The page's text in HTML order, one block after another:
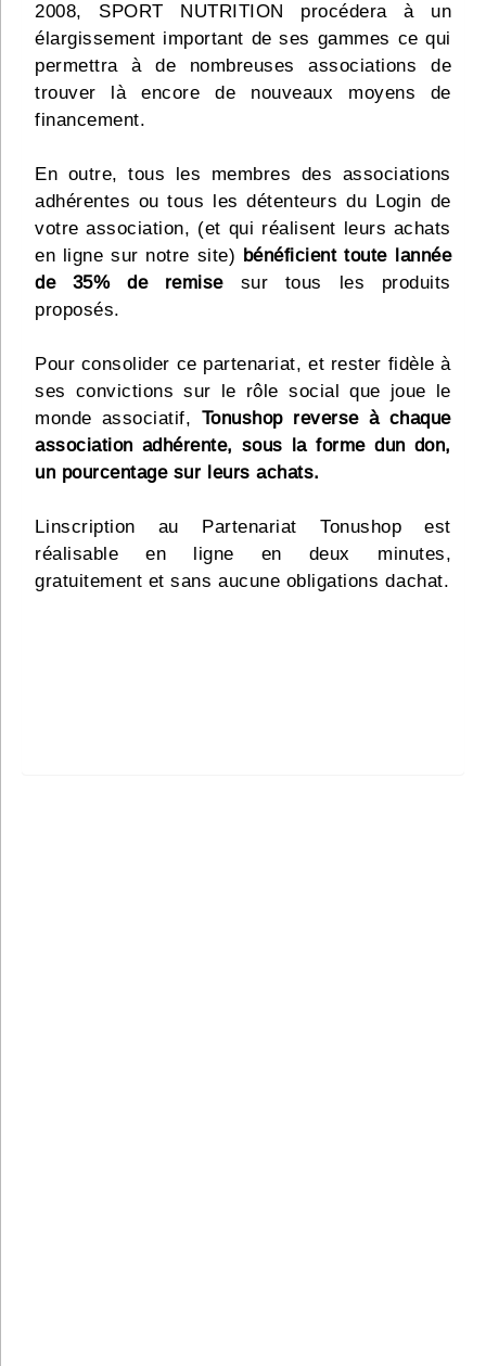
2008, SPORT NUTRITION procédera à un
élargissement important de ses gammes ce qui
permettra à de nombreuses associations de
trouver là encore de nouveaux moyens de
financement.
En outre, tous les membres des associations
adhérentes ou tous les détenteurs du Login de
votre association, (et qui réalisent leurs achats
en ligne sur notre site) bénéficient toute lannée
de 35% de remisesur tous les produits
proposés.
Pour consolider ce partenariat, et rester fidèle à
ses convictions sur le rôle social que joue le
monde associatif, Tonushop reverse à chaque
association adhérente, sous la forme dun don,
un pourcentage sur leurs achats.
Linscription au Partenariat Tonushop est
réalisable en ligne en deux minutes,
gratuitement et sans aucune obligations dachat.